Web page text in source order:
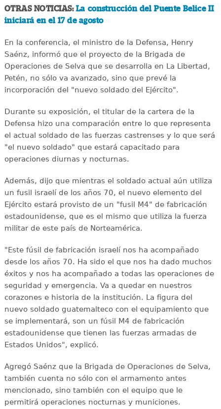
OTRAS NOTICIAS:La construcción del Puente Belice II
iniciará en el 17 de agosto
En la conferencia, el ministro de la Defensa, Henry
Saénz, informó que el proyecto de la Brigada de
Operaciones de Selva que se desarrolla en La Libertad,
Petén, no sólo va avanzado, sino que prevé la
incorporación del "nuevo soldado del Ejército".
Durante su exposición, el titular de la cartera de la
Defensa hizo una comparación entre lo que representa
el actual soldado de las fuerzas castrenses y lo que será
"el nuevo soldado" que estará capacitado para
operaciones diurnas y nocturnas.
Además, dijo que mientras el soldado actual aún utiliza
un fusil israelí de los años 70, el nuevo elemento del
Ejército estará provisto de un "fusil M4" de fabricación
estadounidense, que es el mismo que utiliza la fuerza
militar de este país de Norteamérica.
"Este fúsil de fabricación israelí nos ha acompañado
desde los años 70. Ha sido el que nos ha dado muchos
éxitos y nos ha acompañado a todas las operaciones de
seguridad y emergencia. Va a quedar en nuestros
corazones e historia de la institución. La figura del
nuevo soldado guatemalteco con el equipamiento que
se implementará, son un fúsil M4 de fabricación
estadounidense que tienen las fuerzas armadas de
Estados Unidos", explicó.
Agregó Saénz que la Brigada de Operaciones de Selva,
también cuenta no sólo con el armamento antes
mencionado, sino también con el equipo que le
permitirá operaciones nocturnas y municiones.